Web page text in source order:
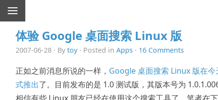
体验 Google 桌面搜索 Linux 版
2007-06-28 · By toy· Posted in Apps · 16 Comments
正如之前消息所说的一样， Google 桌面搜索 Linux 版在今
式推出了。目前发布的是 1.0 测试版，其版本号为